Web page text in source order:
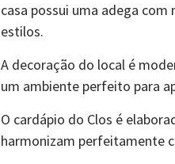
casa possui uma adega
estilos.
A decoração do local é
um ambiente perfeito para
O cardápio do Clos é
harmonizam perfeitamente